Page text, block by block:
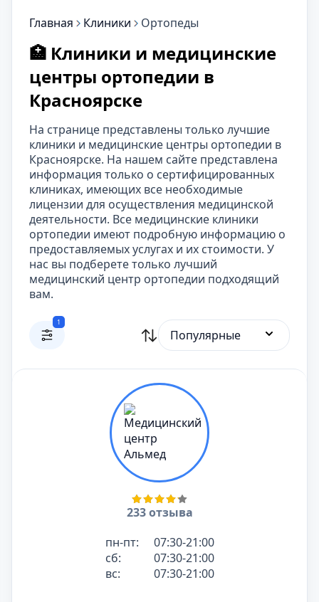
Главная Клиники Ортопеды
🏥 Клиники и медицинские
центры ортопедии в
Красноярске
На странице представлены только лучшие
клиники и медицинские центры ортопедии в
Красноярске. На нашем сайте представлена
информация только о сертифицированных
клиниках, имеющих все необходимые
лицензии для осуществления медицинской
деятельности. Все медицинские клиники
ортопедии имеют подробную информацию о
предоставляемых услугах и их стоимости. У
нас вы подберете только лучший
медицинский центр ортопедии подходящий
вам.
1
Популярные
233 отзыва
пн-пт:
07:30-21:00
сб:
07:30-21:00
вс:
07:30-21:00